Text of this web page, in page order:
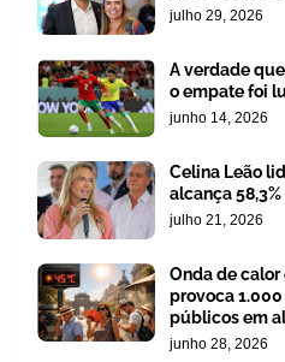
julho 29, 2026
A verdade
o empate foi
junho 14, 2026
Celina Leão
alcança
julho 21, 2026
Onda de calor
provoca
públicos em
junho 28, 2026